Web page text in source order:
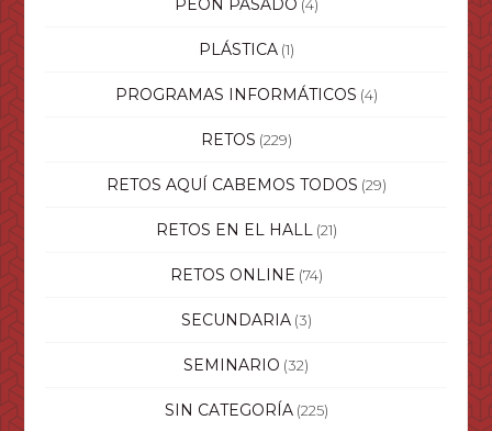
PEÓN PASADO (4)
PLÁSTICA(1)
PROGRAMAS INFORMÁTICOS (4)
RETOS (229)
RETOS AQUÍ CABEMOS TODOS (29)
RETOS EN EL HALL (21)
RETOS ONLINE (74)
SECUNDARIA(3)
SEMINARIO (32)
SIN CATEGORÍA(225)